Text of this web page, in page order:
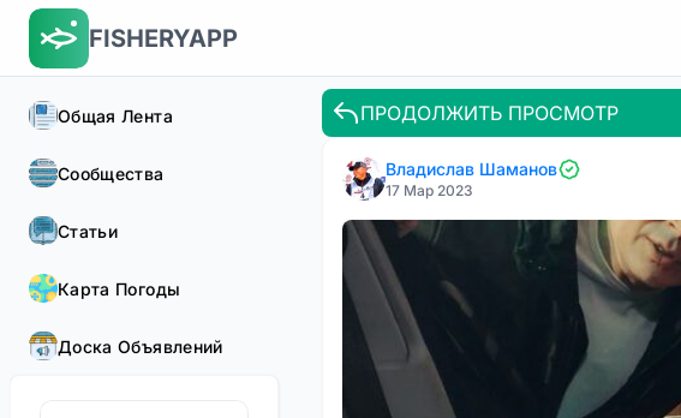
FISHERYAPP
Общая Лента
Сообщества
Статьи
Карта Погоды
Доска Объявлений
ПРОДОЛЖИТЬ ПРОСМОТР
Владислав Шаманов
17 Мар 2023